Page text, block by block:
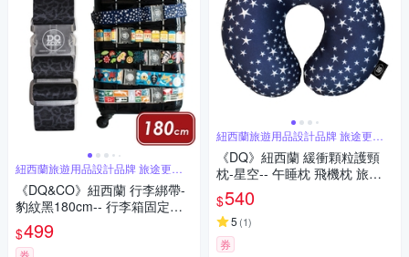
紐西蘭旅遊用品設計品牌 旅途更舒
適
《DQ&CO》紐西蘭 行李綁帶-
豹紋黑180cm-- 行李箱固定帶
扣帶 束帶 綑綁帶 旅行箱帶 行
李束帶
$499
紐西蘭旅遊用品設計品牌 旅途更舒
適
《DQ》紐西蘭 緩衝顆粒護頸
枕-星空-- 午睡枕 飛機枕 旅行
枕 護頸枕 U行枕
$540
5 (1)
券